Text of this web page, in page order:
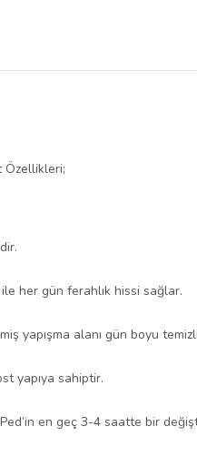
Özellikleri;
her gün ferahlık hissi sağlar.
yapışma alanı gün boyu
yapıya sahiptir.
Ped’in en geç 3-4 saatte bir